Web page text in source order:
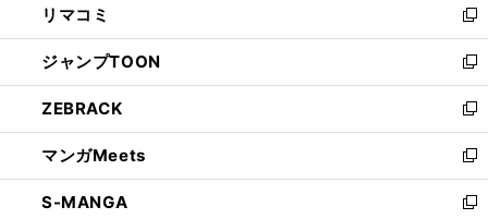
で
開
く
ド
ウ
で
開
く
ィ
ン
ド
ウ
で
開
く
い
ウ
ィ
ン
ド
ウ
で
開
く
リマコミ
新
し
い
ウ
ィ
ン
ド
ウ
で
ジャンプTOON
新
し
い
ウ
ィ
ン
ド
ZEBRACK
新
し
い
ウ
ィ
マンガMeets
新
し
い
S-MANGA
新